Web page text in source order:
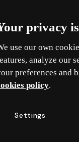
Ebenen,
du AI Builder
sind:
privacy
use our own
analyze our
preferences and
policy.
Settings